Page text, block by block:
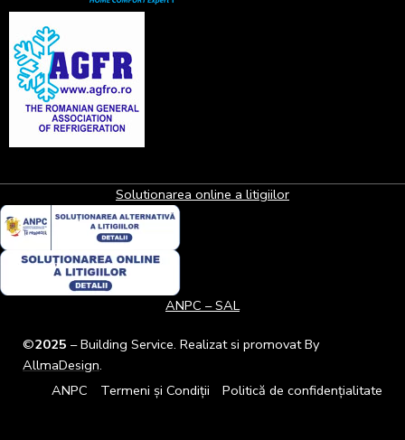
Solutionarea online a litigiilor
ANPC – SAL
©2025 – Building Service. Realizat si promovat By
AllmaDesign.
ANPC
Termeni și Condiții Politică de confidențialitate